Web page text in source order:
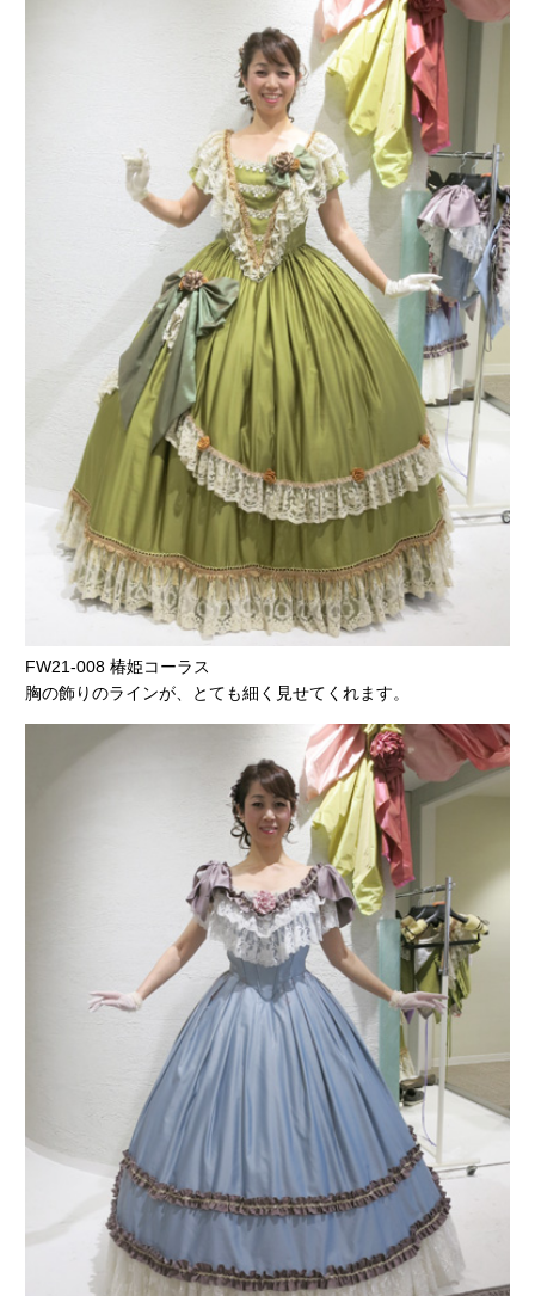
FW21-008 椿姫コーラス
胸の飾りのラインが、とても細く見せてくれます。